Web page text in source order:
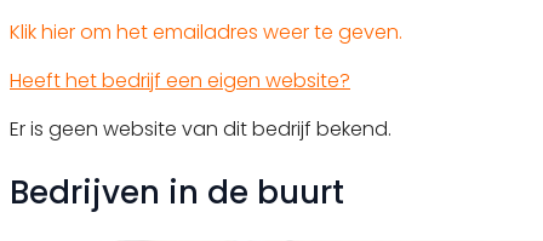
Klik hier om het emailadres weer te geven.
Heeft het bedrijf een eigen website?
Er is geen website van dit bedrijf bekend.
Bedrijven in de buurt